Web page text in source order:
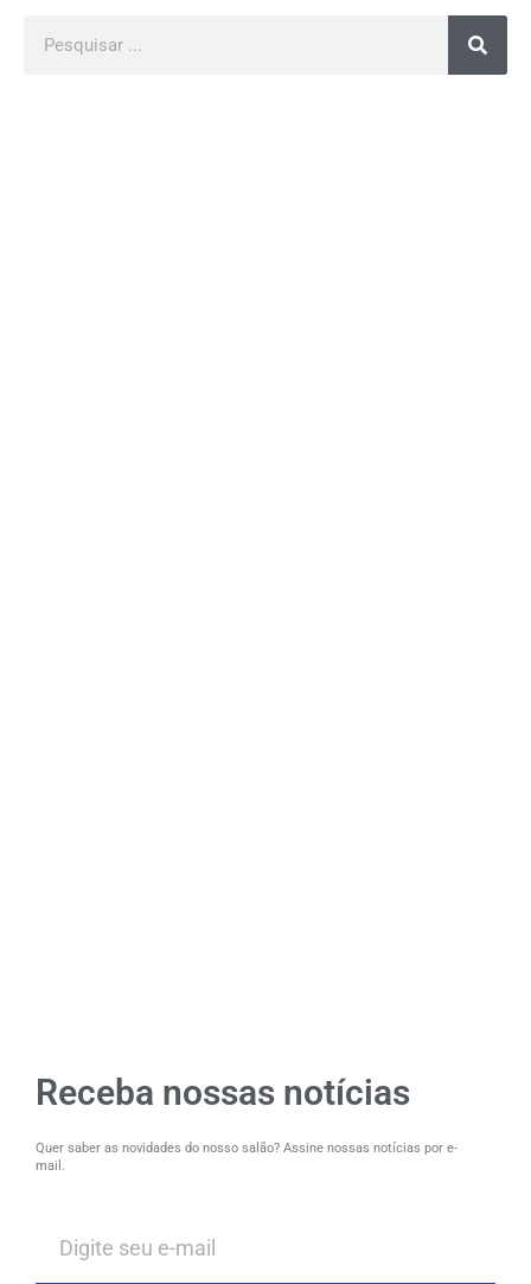
Receba nossas notícias
Quer saber as novidades do nosso salão? Assine nossas notícias por e-
mail.